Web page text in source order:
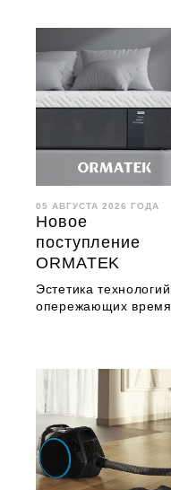
05 АВГУСТА 2026 ГОДА
Новое
поступление
ORMATEK
Эстетика технологий,
опережающих время